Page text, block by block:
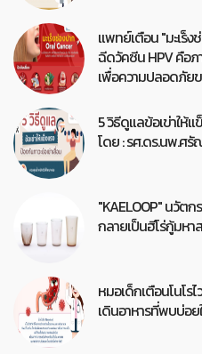
แพทย์เตือน "มะเร็
ฉีดวัคซีน HPV คือภ
เพื่อความปลอดภัย
5 วิธีดูแลข้อเข่าให้
โดย : รศ.ดร.นพ.ศ
"KAELOOP" นวัต
กลายเป็นฮีโร่กู้มหา
หมอเด็กเตือนโนโร
เดินอาหารที่พบบ่อย